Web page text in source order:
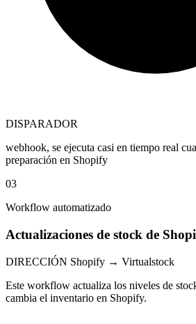
DISPARADOR
webhook, se ejecuta casi en tiempo real
preparación en Shopify
03
Workflow automatizado
Actualizaciones de stock de
DIRECCIÓN Shopify → Virtualstock
Este workflow actualiza los niveles de
cambia el inventario en Shopify.